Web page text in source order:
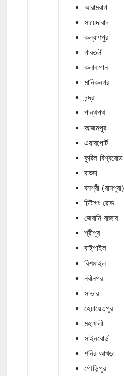
আরামবাগ
সায়েদাবাদ
কল্যাণপুর
গাবতলী
কলাবাগান
মানিকনগর
চন্দ্রা
পান্থপথ
আজমপুর
এয়ারপোর্ট
কুরিল বিশ্বরোড
বাড্ডা
বনশ্রী (রামপুরা)
চিটাগং রোড
জেরানি বাজার
শ্রীপুর
বাইপাইল
বিশমাইল
নবীনগর
সাভার
হেয়ায়েতপুর
মহাখালী
সাইনবোর্ড
শনির আখড়া
গৌড়িপুর